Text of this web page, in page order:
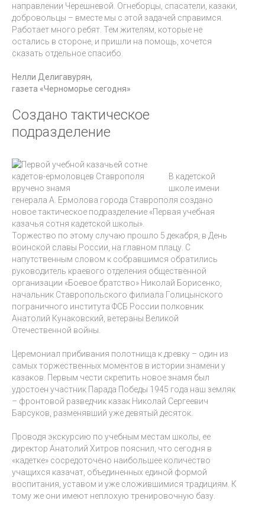
направлении Черешневой. Огнеборцы, спасатели, казаки,
добровольцы – вместе мы с этой задачей справимся.
Работает много ребят. Тем жителям, которые не
остались в стороне, и пришли на помощь, хочется
сказать отдельное спасибо.
Нелли Делигавурян,
газета «Черноморье сегодня»
Создано тактическое
подразделение
В кадетской
школе имени
генерала А. Ермолова города Ставрополя создано
новое тактическое подразделение «Первая учебная
казачья сотня кадетской школы».
Торжество по этому случаю прошло 5 декабря, в День
воинской славы России, на главном плацу. С
напутственным словом к собравшимся обратились
руководитель краевого отделения общественной
организации «Боевое братство» Николай Борисенко,
начальник Ставропольского филиала Голицынского
пограничного института ФСБ России полковник
Анатолий Кунаковский, ветераны Великой
Отечественной войны.
Церемониал прибивания полотнища к древку – один из
самых торжественных моментов в истории знамени у
казаков. Первым чести скрепить новое знамя был
удостоен участник Парада Победы 1945 года наш земляк
– фронтовой разведчик казак Николай Сергеевич
Барсуков, разменявший уже девятый десяток.
Проводя экскурсию по учебным местам школы, ее
директор Анатолий Хитров пояснил, что сегодня в
«кадетке» сосредоточено наибольшее количество
учащихся казачат, объединенных единой формой
воспитания, уставом и уже сложившимися традициям. К
тому же они имеют неплохую тренировочную базу.